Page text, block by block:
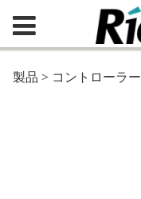
H56
製品 > コントローラー